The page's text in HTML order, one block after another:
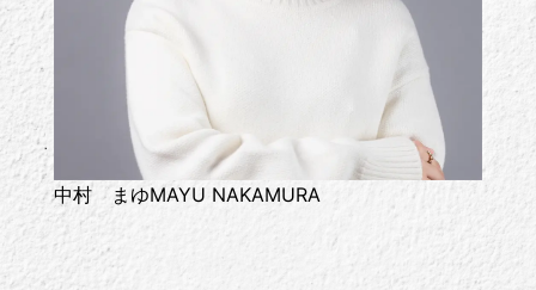
中村 まゆMAYU NAKAMURA